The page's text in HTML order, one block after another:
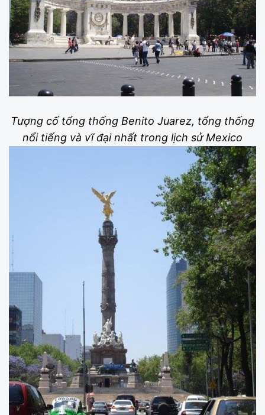
Tượng cố tổng thống Benito Juarez, tổng thống
nổi tiếng và vĩ đại nhất trong lịch sử Mexico